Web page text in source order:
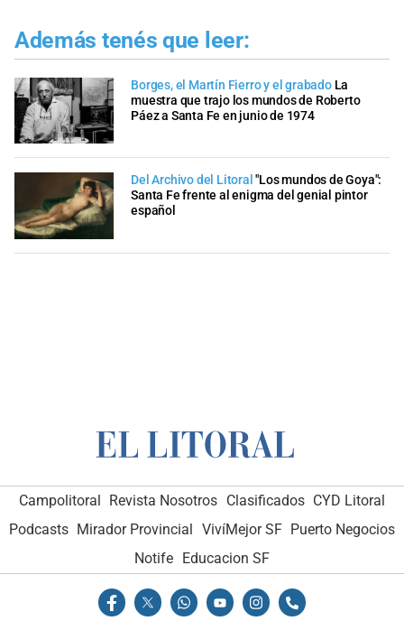
Además tenés que leer:
Borges, el Martín Fierro y el grabado La
muestra que trajo los mundos de Roberto
Páez a Santa Fe en junio de 1974
Del Archivo del Litoral "Los mundos de Goya":
Santa Fe frente al enigma del genial pintor
español
Campolitoral Revista Nosotros Clasificados CYD Litoral
Podcasts Mirador Provincial VivíMejor SF Puerto Negocios
Notife
Educacion SF